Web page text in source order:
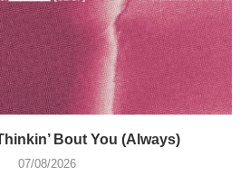
Bout You (Always)
07/08/2026